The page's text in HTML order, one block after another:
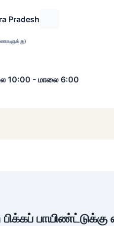
Pradesh
10:00 - மாலை 6:00